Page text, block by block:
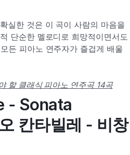
실한 것은 이 곡이 사람의 마음을
단순한 멜로디로 희망적이면서도
든 피아노 연주자가 즐겁게 배울
할 클래식 피아노 연주곡 14곡
- Sonata
칸타빌레 - 비창